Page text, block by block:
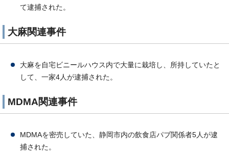
て逮捕された。
大麻関連事件
大麻を自宅ビニールハウス内で大量に栽培し、所持していたと
して、一家4人が逮捕された。
MDMA関連事件
MDMAを密売していた、静岡市内の飲食店パブ関係者5人が逮
捕された。